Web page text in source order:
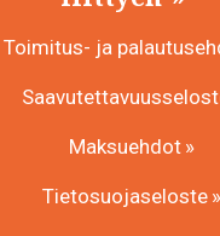
Toimitus- ja
Maksuehdot
Tietosuojaseloste